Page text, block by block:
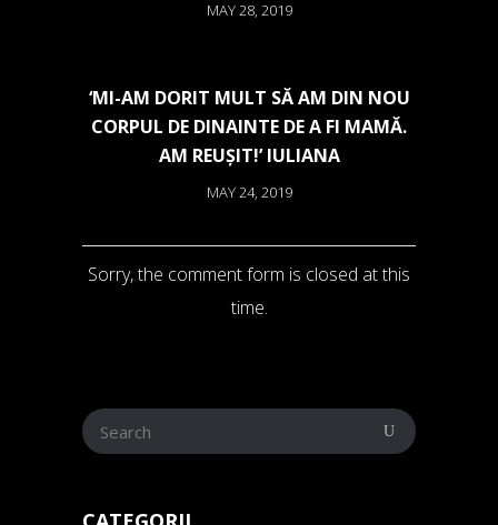
MAY 28, 2019
‘MI-AM DORIT MULT SĂ AM DIN NOU
CORPUL DE DINAINTE DE A FI MAMĂ.
AM REUȘIT!’ IULIANA
MAY 24, 2019
Sorry, the comment form is closed at this
time.